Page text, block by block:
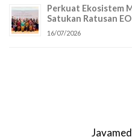
Perkuat Ekosistem
Satukan Ratusan
16/07/2026